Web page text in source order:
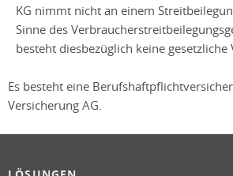
KG nimmt nicht an einem
Sinne des
besteht diesbezüglich keine gesetzliche
Es besteht eine
Versicherung AG.